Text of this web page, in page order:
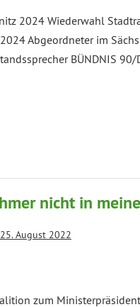
2024 Wiederwahl
Abgeordneter im
BÜNDNIS
nicht in
25. August 2022
zum